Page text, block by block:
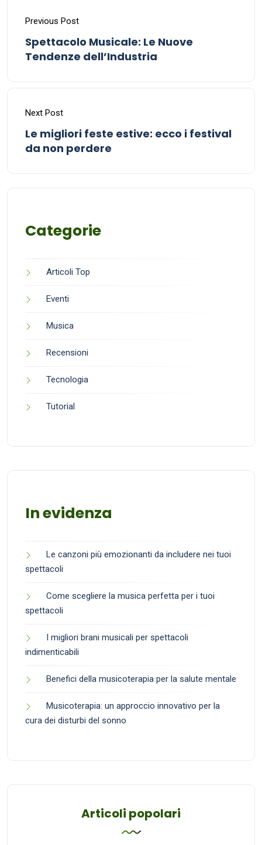
Previous Post
Spettacolo Musicale: Le Nuove
Tendenze dell’Industria
Next Post
Le migliori feste estive: ecco i festival
da non perdere
Categorie
Articoli Top
Eventi
Musica
Recensioni
Tecnologia
Tutorial
In evidenza
Le canzoni più emozionanti da includere nei tuoi
spettacoli
Come scegliere la musica perfetta per i tuoi
spettacoli
I migliori brani musicali per spettacoli
indimenticabili
Benefici della musicoterapia per la salute mentale
Musicoterapia: un approccio innovativo per la
cura dei disturbi del sonno
Articoli popolari